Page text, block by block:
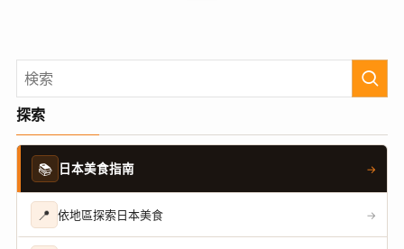
探索
📚 日本美食指南 →
📍 依地區探索日本美食 →